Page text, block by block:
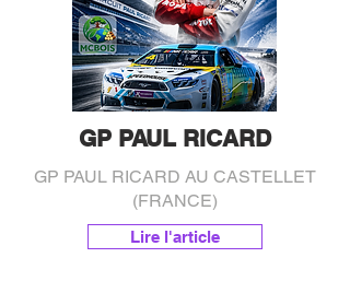
GP PAUL RICARD
GP PAUL RICARD AU CASTELLET
(FRANCE)
Lire l'article